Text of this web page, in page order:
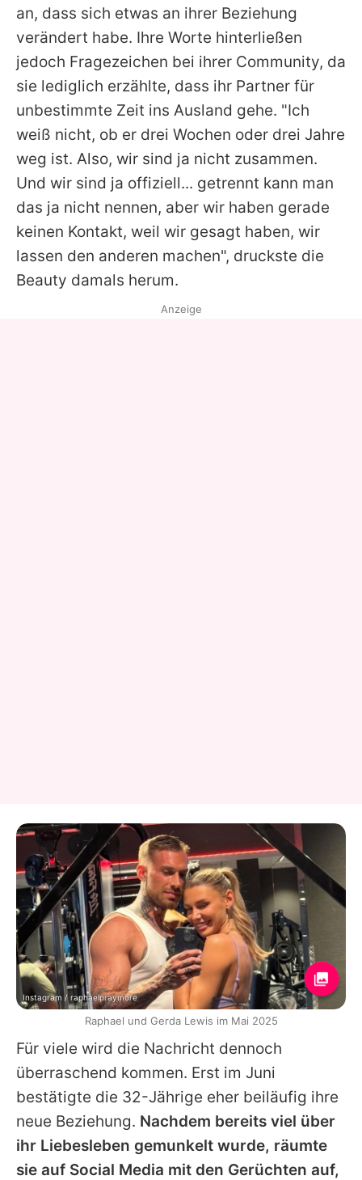
an, dass sich etwas an ihrer Beziehung
verändert habe. Ihre Worte hinterließen
jedoch Fragezeichen bei ihrer Community, da
sie lediglich erzählte, dass ihr Partner für
unbestimmte Zeit ins Ausland gehe. "Ich
weiß nicht, ob er drei Wochen oder drei Jahre
weg ist. Also, wir sind ja nicht zusammen.
Und wir sind ja offiziell... getrennt kann man
das ja nicht nennen, aber wir haben gerade
keinen Kontakt, weil wir gesagt haben, wir
lassen den anderen machen", druckste die
Beauty damals herum.
Für viele wird die Nachricht dennoch
überraschend kommen. Erst im Juni
bestätigte die 32-Jährige eher beiläufig ihre
neue Beziehung. Nachdem bereits viel über
ihr Liebesleben gemunkelt wurde, räumte
sie auf Social Media mit den Gerüchten auf,
Anzeige
Instagram / raphaelpraymore
Raphael und Gerda Lewis im Mai 2025